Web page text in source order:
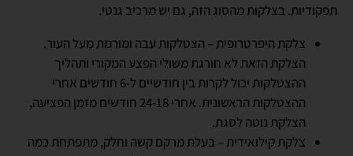
תפקודיות. בצלקות מהסוג הזה, גם יש מרכיב גנטי.
צלקת היפרטרופית – הצטלקות עבה ומורמת מעל העור.
הצלקת הזאת לא חורגת משולי הפצע המקורי ותהליך
ההצטלקות יכול לקרות בין חודשיים ל-6 חודשים אחרי
ההצטלקות הראשונית. אחרי 24-18 חודשים מזמן הפציעה,
הצלקת נוטה לסגת.
צלקת קילואידית – בעלת מרקם קשה וחלק, מתפתחת כמה